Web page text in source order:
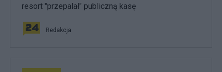
resort "przepalał" publiczną kasę
Redakcja